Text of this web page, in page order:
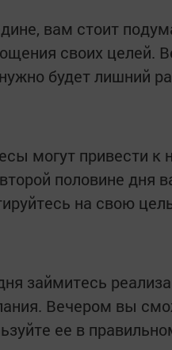
вам стоит
своих
будет лишний
могут привести к
половине дня
на свою
займитесь
Вечером вы
ее в